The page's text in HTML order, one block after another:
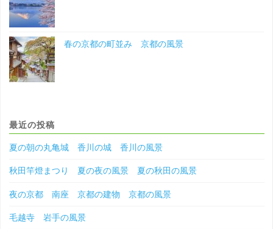
春の京都の町並み 京都の風景
最近の投稿
夏の朝の丸亀城 香川の城 香川の風景
秋田竿燈まつり 夏の夜の風景 夏の秋田の風景
夜の京都 南座 京都の建物 京都の風景
毛越寺 岩手の風景